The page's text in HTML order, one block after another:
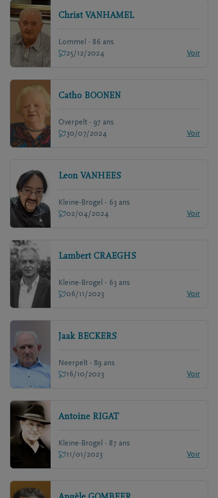
Christ VANHAMEL
Lommel - 86 ans
25/12/2024
Voir
Catho BOONEN
Overpelt - 97 ans
30/07/2024
Voir
Leon VANHEES
Kleine-Brogel - 63 ans
02/04/2024
Voir
Lambert CRAEGHS
Kleine-Brogel - 63 ans
06/11/2023
Voir
Jaak BECKERS
Neerpelt - 89 ans
16/10/2023
Voir
Antoine RIGAT
Kleine-Brogel - 87 ans
11/01/2023
Voir